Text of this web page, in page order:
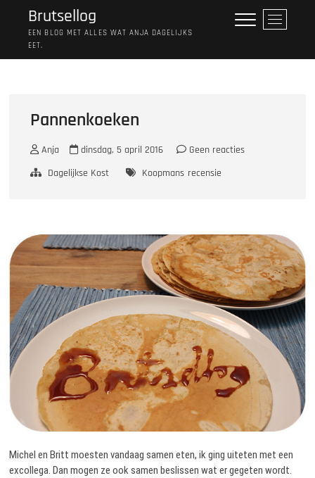
Brutsellog
EEN BLOG MET ALLES WAT ANJA DAGELIJKS
EET.
M
e
Pannenkoeken
Anja dinsdag, 5 april 2016
Geen reacties
Dagelijkse Kost
Koopmans recensie
Michel en Britt moesten vandaag samen eten, ik ging uiteten met een
excollega. Dan mogen ze ook samen beslissen wat er gegeten wordt.